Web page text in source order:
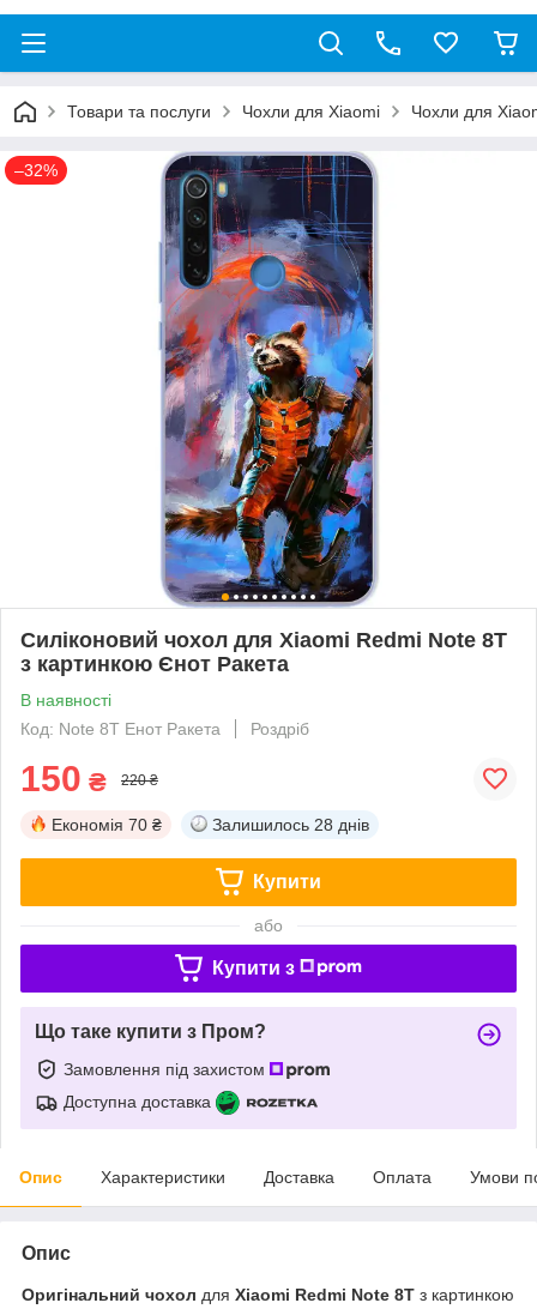
Товари та послуги Чохли для Xiaomi Чохли для
–32%
Силіконовий чохол для Xiaomi Redmi Note 8T
з картинкою Єнот Ракета
В наявності
Код: Note 8T Енот Ракета
Роздріб
150 ₴ 220 ₴
Економія 70 ₴ Залишилось 28 днів
Купити
або
Купити з
Що таке купити з Пром?
Замовлення під захистом
Доступна доставка
Опис Характеристики Доставка Оплата Умови
Опис
Оригінальний чохол для Xiaomi Redmi Note 8T з картинкою